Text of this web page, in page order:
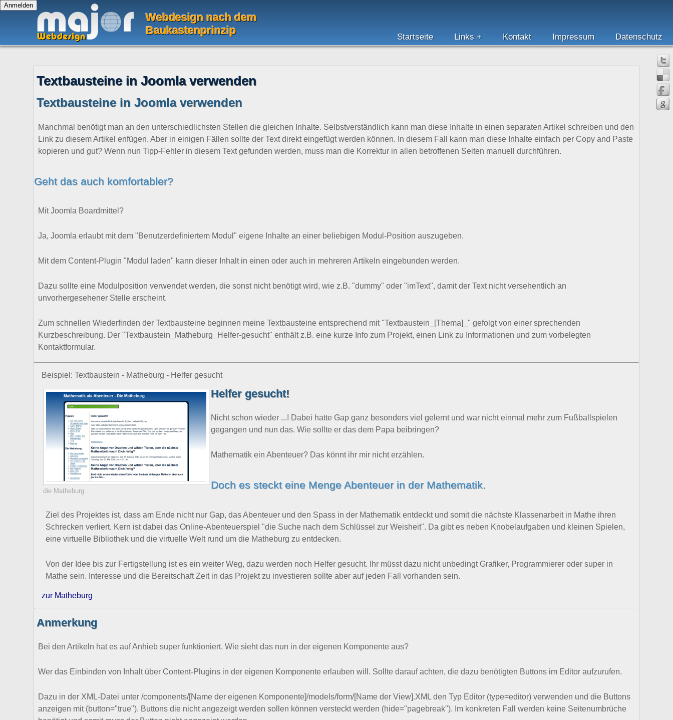
Webdesign nach dem
Baukastenprinzip
Startseite Links Kontakt Impressum Datenschutz
Textbausteine in Joomla verwenden
Textbausteine in Joomla verwenden
Manchmal benötigt man an den unterschiedlichsten Stellen die gleichen Inhalte. Selbstverständlich kann man diese Inhalte in einen separaten Artikel schreiben und den
Link zu diesem Artikel enfügen. Aber in einigen Fällen sollte der Text direkt eingefügt werden können. In diesem Fall kann man diese Inhalte einfach per Copy and Paste
kopieren und gut? Wenn nun Tipp-Fehler in diesem Text gefunden werden, muss man die Korrektur in allen betroffenen Seiten manuell durchführen.
Geht das auch komfortabler?
Mit Joomla Boardmittel?
Ja, Joomla erlaubt mit dem "Benutzerdefiniertem Modul" eigene Inhalte an einer beliebigen Modul-Position auszugeben.
Mit dem Content-Plugin "Modul laden" kann dieser Inhalt in einen oder auch in mehreren Artikeln eingebunden werden.
Dazu sollte eine Modulposition verwendet werden, die sonst nicht benötigt wird, wie z.B. "dummy" oder "imText", damit der Text nicht versehentlich an
unvorhergesehener Stelle erscheint.
Zum schnellen Wiederfinden der Textbausteine beginnen meine Textbausteine entsprechend mit "Textbaustein_[Thema]_" gefolgt von einer sprechenden
Kurzbeschreibung. Der "Textbaustein_Matheburg_Helfer-gesucht" enthält z.B. eine kurze Info zum Projekt, einen Link zu Informationen und zum vorbelegten
Kontaktformular.
Beispiel: Textbaustein - Matheburg - Helfer gesucht
die Matheburg
Helfer gesucht!
Nicht schon wieder ...! Dabei hatte Gap ganz besonders viel gelernt und war nicht einmal mehr zum Fußballspielen
gegangen und nun das. Wie sollte er das dem Papa beibringen?
Mathematik ein Abenteuer? Das könnt ihr mir nicht erzählen.
Doch es steckt eine Menge Abenteuer in der Mathematik.
Ziel des Projektes ist, dass am Ende nicht nur Gap, das Abenteuer und den Spass in der Mathematik entdeckt und somit die nächste Klassenarbeit in Mathe ihren
Schrecken verliert. Kern ist dabei das Online-Abenteuerspiel "die Suche nach dem Schlüssel zur Weisheit". Da gibt es neben Knobelaufgaben und kleinen Spielen,
eine virtuelle Bibliothek und die virtuelle Welt rund um die Matheburg zu entdecken.
Von der Idee bis zur Fertigstellung ist es ein weiter Weg, dazu werden noch Helfer gesucht. Ihr müsst dazu nicht unbedingt Grafiker, Programmierer oder super in
Mathe sein. Interesse und die Bereitschaft Zeit in das Projekt zu investieren sollte aber auf jeden Fall vorhanden sein.
zur Matheburg
Anmerkung
Bei den Artikeln hat es auf Anhieb super funktioniert. Wie sieht das nun in der eigenen Komponente aus?
Wer das Einbinden von Inhalt über Content-Plugins in der eigenen Komponente erlauben will. Sollte darauf achten, die dazu benötigten Buttons im Editor aufzurufen.
Dazu in der XML-Datei unter /components/[Name der eigenen Komponente]/models/form/[Name der View].XML den Typ Editor (type=editor) verwenden und die Buttons
anzeigen mit (button="true"). Buttons die nicht angezeigt werden sollen können versteckt werden (hide="pagebreak"). Im konkreten Fall werden keine Seitenumbrüche